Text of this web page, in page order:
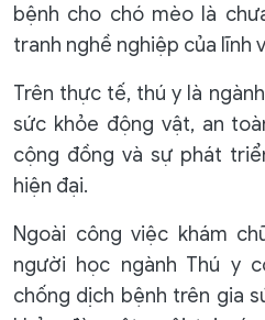
bệnh cho chó mèo là
tranh nghề nghiệp của lĩnh
Trên thực tế, thú y là
sức khỏe động vật, an
cộng đồng và sự phát
hiện đại.
Ngoài công việc khám
người học ngành Thú y
chống dịch bệnh trên gia